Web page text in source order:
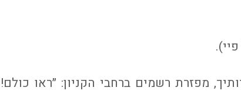
מפזרת רשמים ברחבי הקניון: ״ראו כולם!